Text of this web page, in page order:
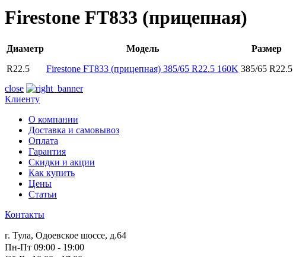
Firestone FT833 (прицепная)
Диаметр Модель Размер
R22.5
Firestone FT833 (прицепная) 385/65 R22.5 160K 385/65 R22.5
close
Клиенту
О компании
Доставка и самовывоз
Оплата
Гарантия
Скидки и акции
Как купить
Цены
Статьи
Контакты
г. Тула, Одоевское шоссе, д.64
Пн-Пт 09:00 - 19:00